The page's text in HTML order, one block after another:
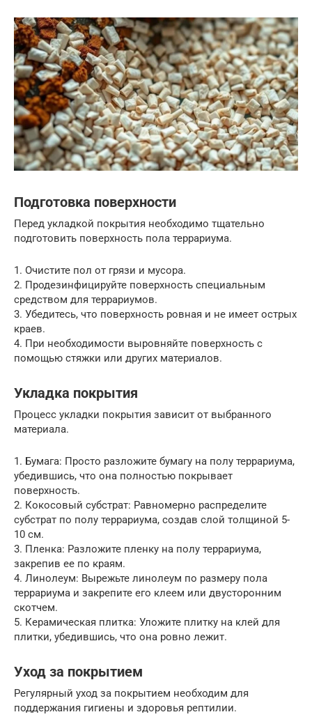
Подготовка поверхности
Перед укладкой покрытия необходимо тщательно
подготовить поверхность пола террариума.
1. Очистите пол от грязи и мусора.
2. Продезинфицируйте поверхность специальным
средством для террариумов.
3. Убедитесь, что поверхность ровная и не имеет острых
краев.
4. При необходимости выровняйте поверхность с
помощью стяжки или других материалов.
Укладка покрытия
Процесс укладки покрытия зависит от выбранного
материала.
1. Бумага: Просто разложите бумагу на полу террариума,
убедившись, что она полностью покрывает
поверхность.
2. Кокосовый субстрат: Равномерно распределите
субстрат по полу террариума, создав слой толщиной 5-
10 см.
3. Пленка: Разложите пленку на полу террариума,
закрепив ее по краям.
4. Линолеум: Вырежьте линолеум по размеру пола
террариума и закрепите его клеем или двусторонним
скотчем.
5. Керамическая плитка: Уложите плитку на клей для
плитки, убедившись, что она ровно лежит.
Уход за покрытием
Регулярный уход за покрытием необходим для
поддержания гигиены и здоровья рептилии.